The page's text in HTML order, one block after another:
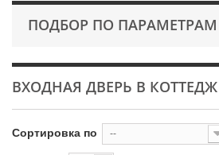
ПОДБОР ПО ПАРАМЕТРАМ
ВХОДНАЯ ДВЕРЬ В КОТТЕДЖ
Сортировка по --